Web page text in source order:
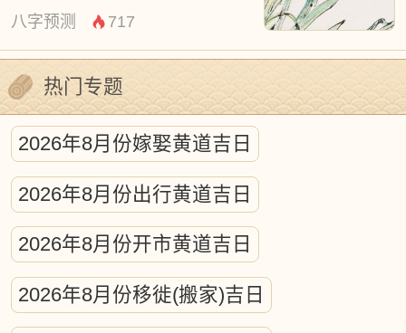
八字预测 717
热门专题
2026年8月份嫁娶黄道吉日
2026年8月份出行黄道吉日
2026年8月份开市黄道吉日
2026年8月份移徙(搬家)吉日